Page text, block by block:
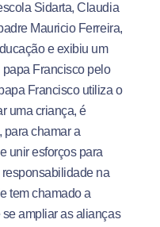
Sidarta, Claudia
Mauricio Ferreira,
e exibiu um
Francisco pelo
Francisco utiliza o
uma criança, é
para chamar a
unir esforços para
na
tem chamado a
ampliar as alianças